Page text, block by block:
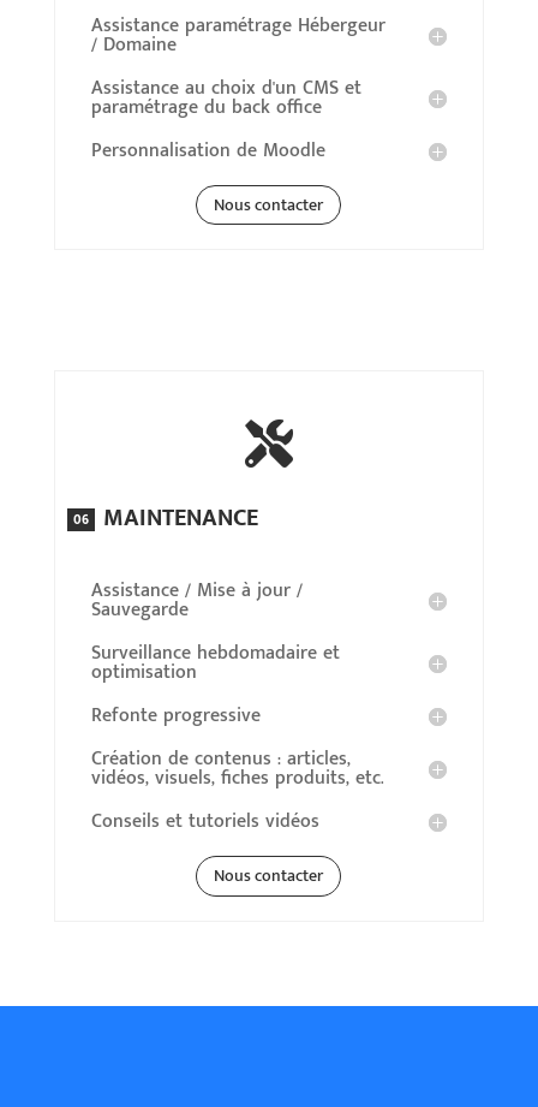
Assistance paramétrage Hébergeur
/ Domaine
Assistance au choix d'un CMS et
paramétrage du back office
Personnalisation de Moodle
Nous contacter

06 MAINTENANCE
Assistance / Mise à jour /
Sauvegarde
Surveillance hebdomadaire et
optimisation
Refonte progressive
Création de contenus : articles,
vidéos, visuels, fiches produits, etc.
Conseils et tutoriels vidéos
Nous contacter